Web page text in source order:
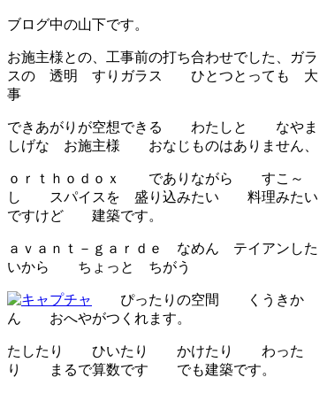
ブログ中の山下です。
お施主様との、工事前の打ち合わせでした、ガラ
スの 透明 すりガラス ひとつとっても 大
事
できあがりが空想できる わたしと なやま
しげな お施主様 おなじものはありません、
ｏｒｔｈｏｄｏｘ でありながら すこ～
し スパイスを 盛り込みたい 料理みたい
ですけど 建築です。
ａｖａｎｔ－ｇａｒｄｅ なめん テイアンした
いから ちょっと ちがう
ぴったりの空間 くうきか
ん おへやがつくれます。
たしたり ひいたり かけたり わった
り まるで算数です でも建築です。